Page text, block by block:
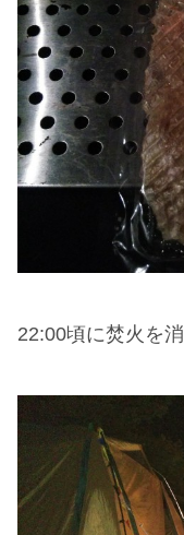
22:00頃に焚火を